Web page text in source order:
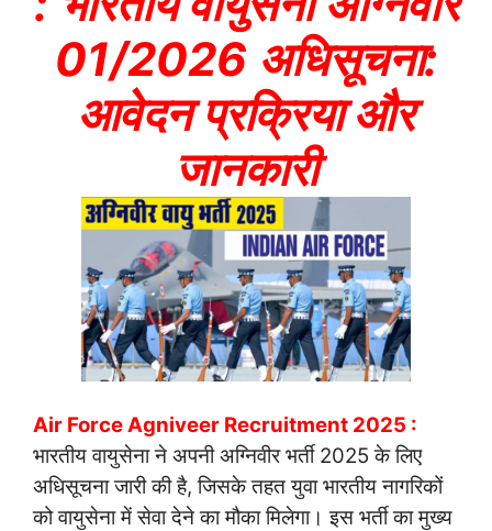
01/2026 अधिसूचना:
आवेदन प्रक्रिया और
जानकारी
Air Force Agniveer Recruitment 2025 :
भारतीय वायुसेना ने अपनी अग्निवीर भर्ती 2025 के लिए
अधिसूचना जारी की है, जिसके तहत युवा भारतीय नागरिकों
को वायुसेना में सेवा देने का मौका मिलेगा। इस भर्ती का मुख्य